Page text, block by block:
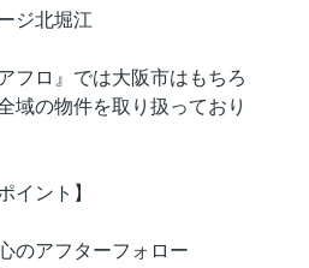
ジ北堀江
フロ』では大阪市はもちろ
域の物件を取り扱っており
イント】
のアフターフォロー